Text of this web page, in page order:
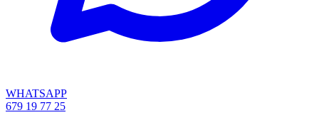
WHATSAPP
679 19 77 25